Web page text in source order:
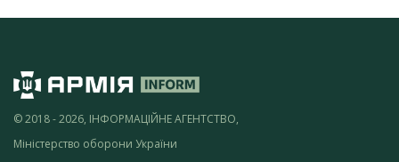
© 2018 - 2026, ІНФОРМАЦІЙНЕ АГЕНТСТВО,
Міністерство оборони України